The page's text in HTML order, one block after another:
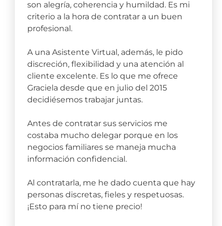
son alegría, coherencia y humildad. Es mi
criterio a la hora de contratar a un buen
profesional.
A una Asistente Virtual, además, le pido
discreción, flexibilidad y una atención al
cliente excelente. Es lo que me ofrece
Graciela desde que en julio del 2015
decidiésemos trabajar juntas.
Antes de contratar sus servicios me
costaba mucho delegar porque en los
negocios familiares se maneja mucha
información confidencial.
Al contratarla, me he dado cuenta que hay
personas discretas, fieles y respetuosas.
¡Esto para mí no tiene precio! ​